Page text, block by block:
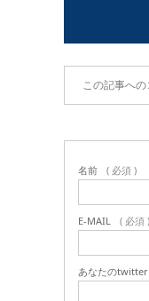
この記事への
名前 ( 必須 )
E-MAIL ( 必須
あなたのtwitter